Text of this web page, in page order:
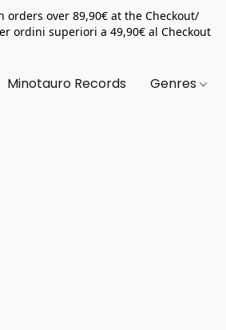
orders over 89,90€ at the Checkout/
ordini superiori a 49,90€ al Checkout
Minotauro Records Genres